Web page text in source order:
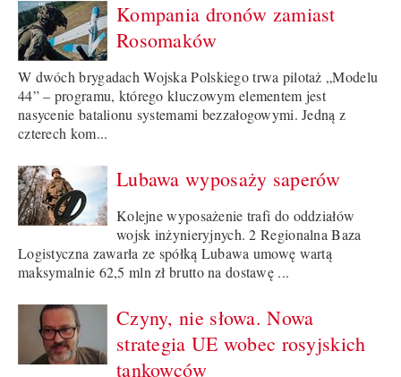
Kompania dronów zamiast
Rosomaków
W dwóch brygadach Wojska Polskiego trwa pilotaż „Modelu
44” – programu, którego kluczowym elementem jest
nasycenie batalionu systemami bezzałogowymi. Jedną z
czterech kom...
Lubawa wyposaży saperów
Kolejne wyposażenie trafi do oddziałów
wojsk inżynieryjnych. 2 Regionalna Baza
Logistyczna zawarła ze spółką Lubawa umowę wartą
maksymalnie 62,5 mln zł brutto na dostawę ...
Czyny, nie słowa. Nowa
strategia UE wobec rosyjskich
tankowców